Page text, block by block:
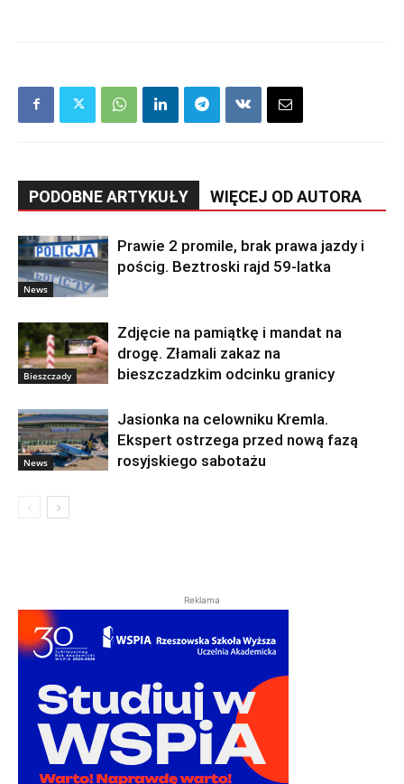
PODOBNE ARTYKUŁY WIĘCEJ OD AUTORA
News
Prawie 2 promile, brak prawa jazdy i
pościg. Beztroski rajd 59-latka
Bieszczady
Zdjęcie na pamiątkę i mandat na
drogę. Złamali zakaz na
bieszczadzkim odcinku granicy
News
Jasionka na celowniku Kremla.
Ekspert ostrzega przed nową fazą
rosyjskiego sabotażu
Reklama